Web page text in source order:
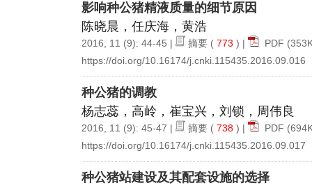
影响种公猪精液质量的细节原因
陈晓晨，任庆海，黄浩
2016, 11 (9): 44-45 | 摘要 ( 773 ) | PDF
https://doi.org/10.16174/j.cnki.115435.2016.09.016
种公猪的调教
杨志蕊，高岭，崔宝兴，刘锁，周伟良
2016, 11 (9): 45-47 | 摘要 ( 738 ) | PDF
https://doi.org/10.16174/j.cnki.115435.2016.09.017
种公猪站建设及其配套设施的选择